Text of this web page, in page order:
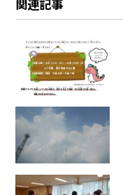
関連記事